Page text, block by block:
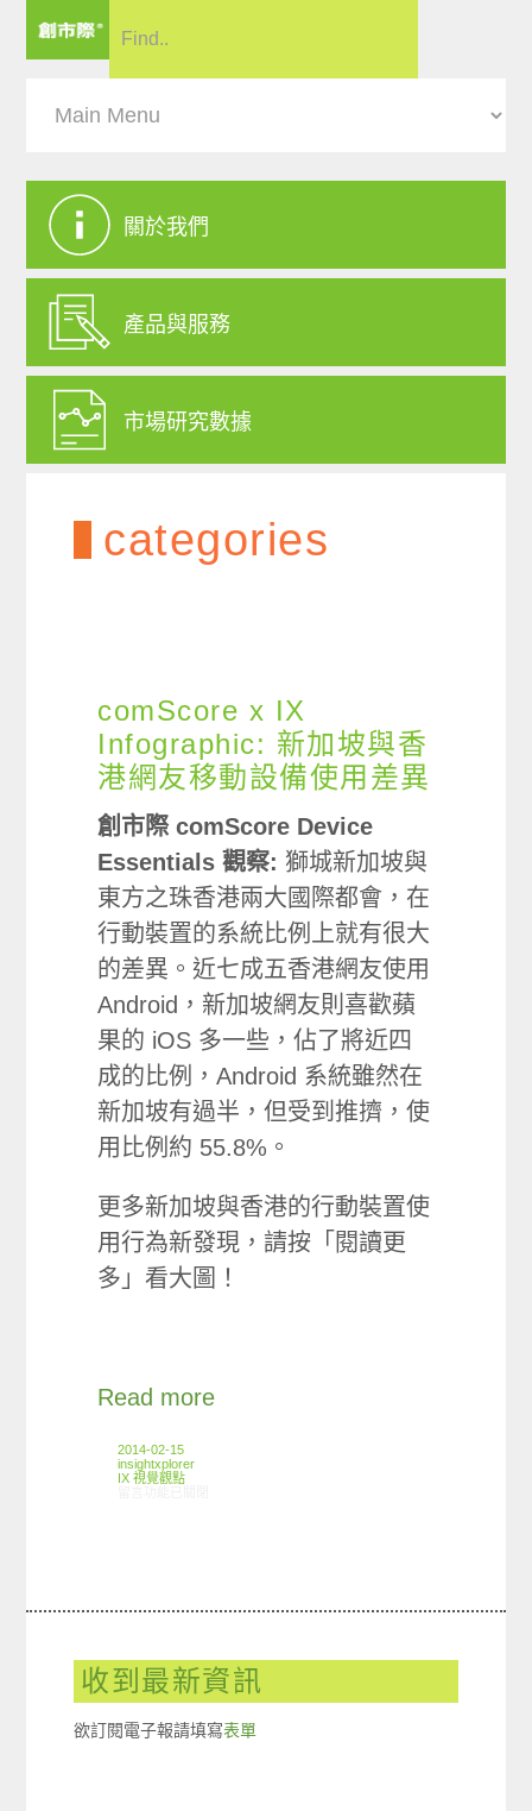
關於我們
產品與服務
市場研究數據
categories
comScore x IX
Infographic: 新加坡與香
港網友移動設備使用差異
創市際 comScore Device
Essentials 觀察: 獅城新加坡與
東方之珠香港兩大國際都會，在
行動裝置的系統比例上就有很大
的差異。近七成五香港網友使用
Android，新加坡網友則喜歡蘋
果的 iOS 多一些，佔了將近四
成的比例，Android 系統雖然在
新加坡有過半，但受到推擠，使
用比例約 55.8%。
更多新加坡與香港的行動裝置使
用行為新發現，請按「閱讀更
多」看大圖！
Read more
2014-02-15
insightxplorer
IX 視覺觀點
收到最新資訊
欲訂閱電子報請填寫表單